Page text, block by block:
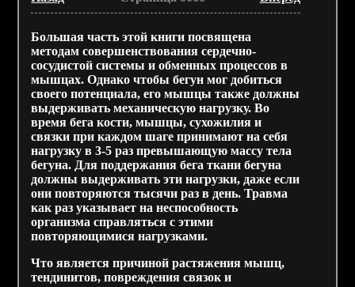
Большая часть этой книги посвящена
методам совершенствования сердечно-
сосудистой системы и обменных процессов в
мышцах. Однако чтобы бегун мог добиться
своего потенциала, его мышцы также должны
выдерживать механическую нагрузку. Во
время бега кости, мышцы, сухожилия и
связки при каждом шаге принимают на себя
нагрузку в 3-5 раз превышающую массу тела
бегуна. Для поддержания бега ткани бегуна
должны выдерживать эти нагрузки, даже если
они повторяются тысячи раз в день. Травма
как раз указывает на неспособность
организма справляться с этими
повторяющимися нагрузками.
Что является причиной растяжения мышц,
тендинитов, повреждения связок и